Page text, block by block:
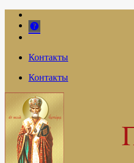
Контакты
Контакты